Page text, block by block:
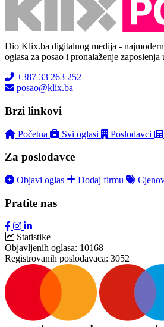
Dio Klix.ba digitalnog medija -
oglasa za posao i pronalaženje
+387 33 263 252
posao@klix.ba
Brzi linkovi
Početna Svi oglasi Poslodavci
Za poslodavce
Objavi oglas Dodaj firmu
Pratite nas
Statistike
Objavljenih oglasa: 10168
Registrovanih poslodavaca: 3052